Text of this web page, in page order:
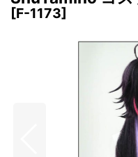
[F-1173]